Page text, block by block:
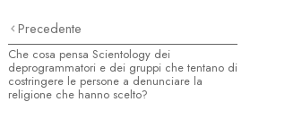
Precedente
Che cosa pensa Scientology dei
deprogrammatori e dei gruppi che tentano di
costringere le persone a denunciare la
religione che hanno scelto?